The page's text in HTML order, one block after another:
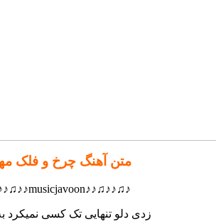
متن آهنگ چرخ و فلک
زدی دلو تنهایی تک کسی نمیکرد